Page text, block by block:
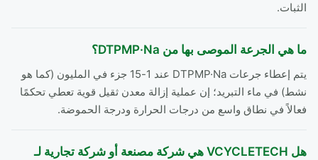
الثبات.
ما هي الجرعة الموصى بها من DTPMP·Na؟
يتم إعطاء جرعات DTPMP·Na عند 1-15 جزء في المليون (كما هو
نشط) في ماء التبريد؛ إن عملية إزالة معدن ثقيل قوية تعطي تحكمًا
فعالاً في نطاق واسع من درجات الحرارة ودرجة الحموضة.
هل VCYCLETECH هي شركة مصنعة أو شركة تجارية لـ